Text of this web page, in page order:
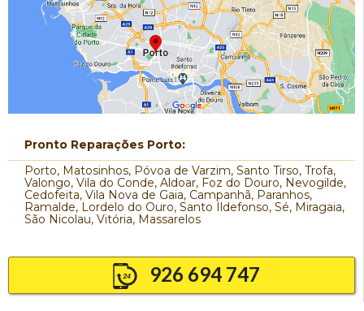
Pronto Reparações Porto:
Porto, Matosinhos, Póvoa de Varzim, Santo Tirso, Trofa,
Valongo, Vila do Conde, Aldoar, Foz do Douro, Nevogilde,
Cedofeita, Vila Nova de Gaia, Campanhã, Paranhos,
Ramalde, Lordelo do Ouro, Santo Ildefonso, Sé, Miragaia,
São Nicolau, Vitória, Massarelos
926 694 747